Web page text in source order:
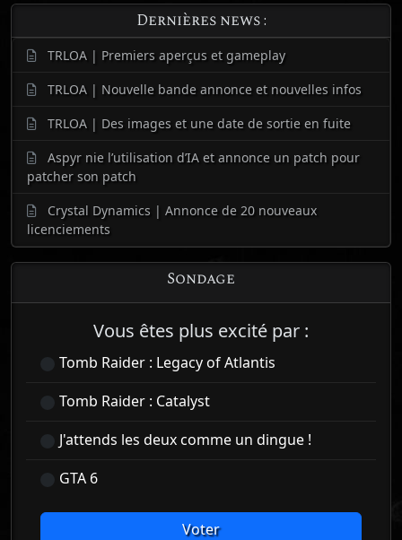
Dernières news :
TRLOA | Premiers aperçus et gameplay
TRLOA | Nouvelle bande annonce et nouvelles infos
TRLOA | Des images et une date de sortie en fuite
Aspyr nie l’utilisation d’IA et annonce un patch pour
patcher son patch
Crystal Dynamics | Annonce de 20 nouveaux
licenciements
Sondage
Vous êtes plus excité par :
Tomb Raider : Legacy of Atlantis
Tomb Raider : Catalyst
J'attends les deux comme un dingue !
GTA 6
Voter